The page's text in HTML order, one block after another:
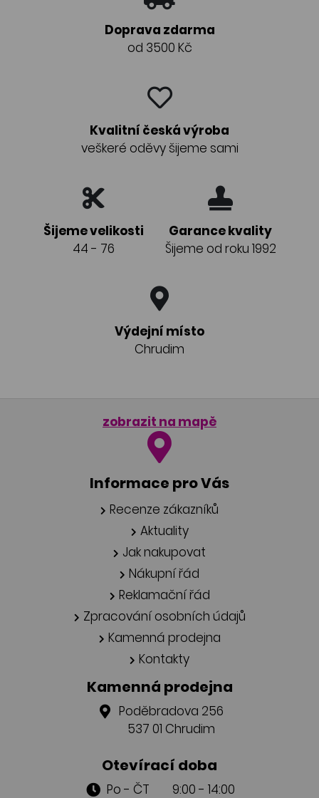
Doprava zdarma
od 3500 Kč
Kvalitní česká výroba
veškeré oděvy šijeme sami
Šijeme velikosti
44 - 76
Garance kvality
Šijeme od roku 1992
Výdejní místo
Chrudim
zobrazit na mapě
Informace pro Vás
Recenze zákazníků
Aktuality
Jak nakupovat
Nákupní řád
Reklamační řád
Zpracování osobních údajů
Kamenná prodejna
Kontakty
Kamenná prodejna
Poděbradova 256
537 01 Chrudim
Otevírací doba
Po - ČT 9:00 - 14:00